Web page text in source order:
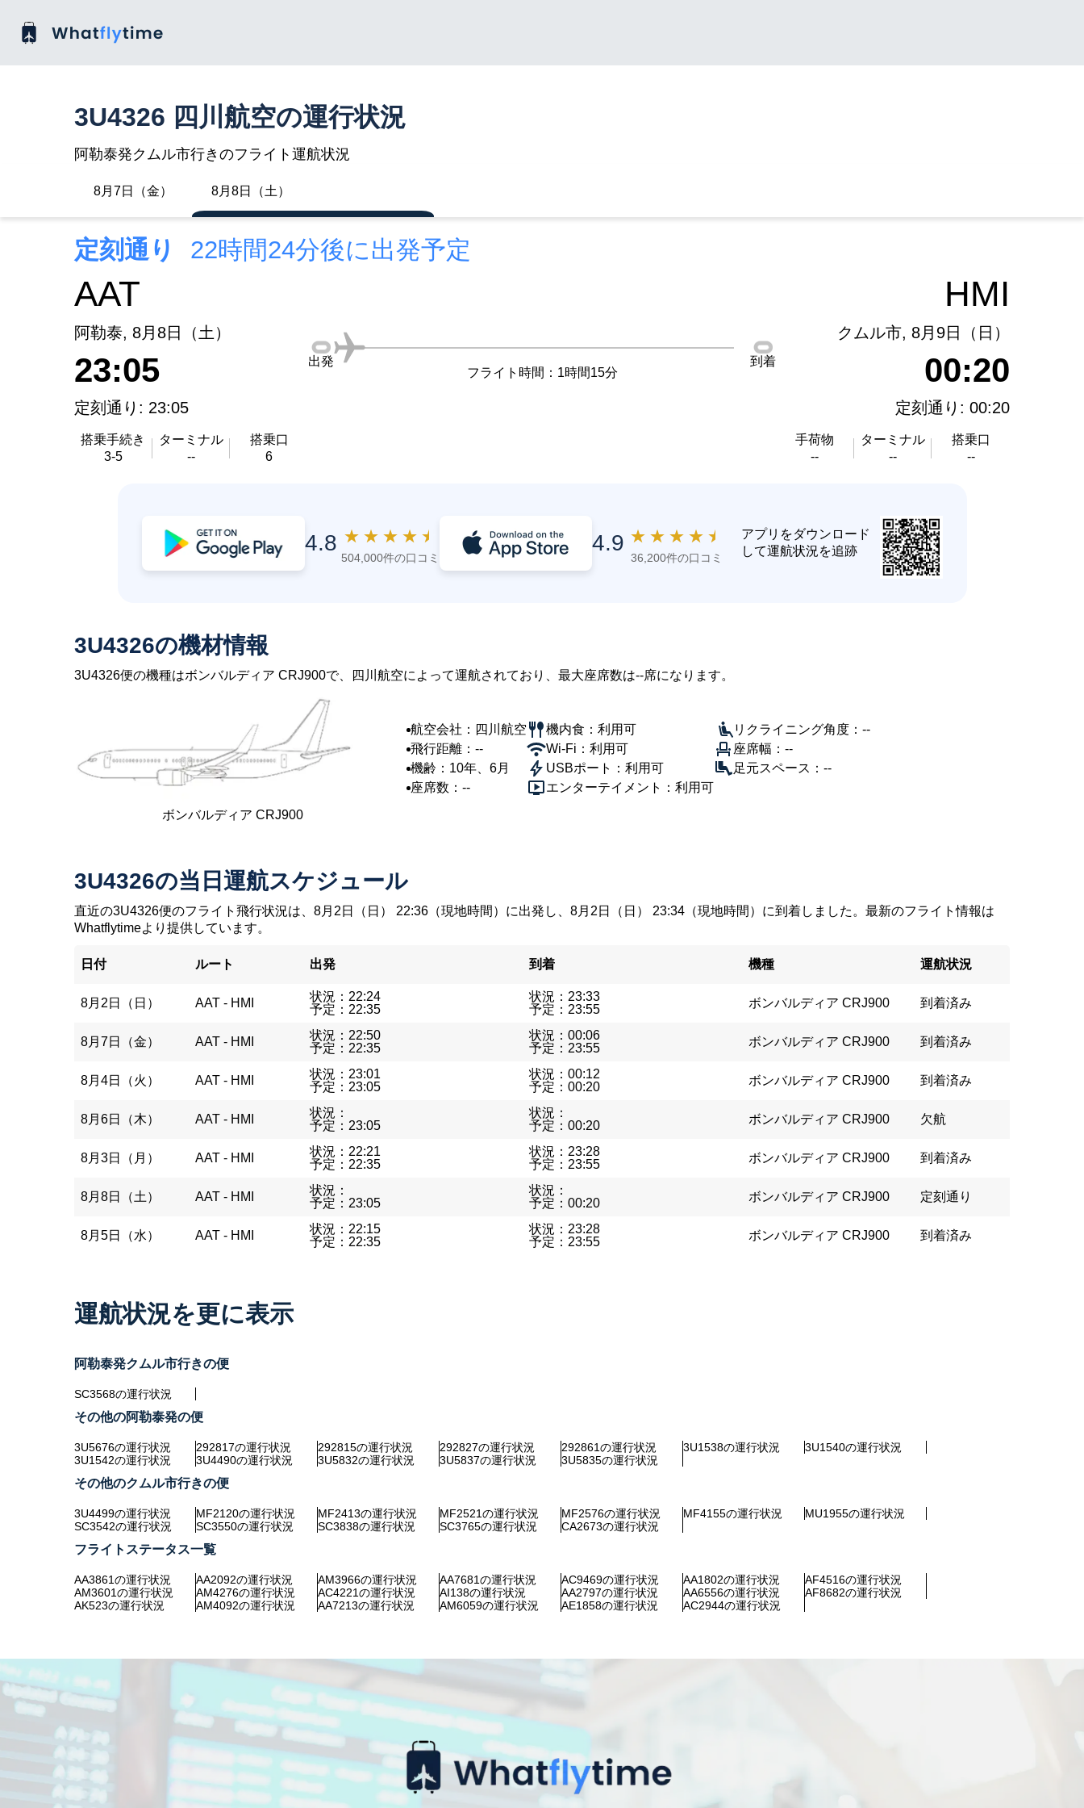
3U4326 四川航空の運行状況
阿勒泰発クムル市行きのフライト運航状況
8月7日（金） 8月8日（土）
定刻通り 22時間24分後に出発予定
AAT
阿勒泰, 8月8日（土）
23:05
定刻通り: 23:05
搭乗手続き
3-5
ターミナル
--
搭乗口
6
出発
フライト時間：1時間15分
到着
HMI
クムル市, 8月9日（日）
00:20
定刻通り: 00:20
手荷物
--
ターミナル
--
搭乗口
--
4.8 ★ ★ ★ ★ ★
504,000件の口コミ
4.9 ★ ★ ★ ★ ★
36,200件の口コミ
アプリをダウンロード
して運航状況を追跡
3U4326の機材情報
3U4326便の機種はボンバルディア CRJ900で、四川航空によって運航されており、最大座席数は--席になります。
ボンバルディア CRJ900
航空会社：四川航空
飛行距離：--
機齢：10年、6月
座席数：--
機内食：利用可
Wi-Fi：利用可
USBポート：利用可
エンターテイメント：利用可
リクライニング角度：--
座席幅：--
足元スペース：--
3U4326の当日運航スケジュール
直近の3U4326便のフライト飛行状況は、8月2日（日） 22:36（現地時間）に出発し、8月2日（日） 23:34（現地時間）に到着しました。最新のフライト情報は
Whatflytimeより提供しています。
日付 ルート 出発 到着 機種 運航状況
8月2日（日） AAT - HMI
状況：22:24
予定：22:35
状況：23:33
予定：23:55
ボンバルディア CRJ900 到着済み
8月7日（金） AAT - HMI
状況：22:50
予定：22:35
状況：00:06
予定：23:55
ボンバルディア CRJ900 到着済み
8月4日（火） AAT - HMI
状況：23:01
予定：23:05
状況：00:12
予定：00:20
ボンバルディア CRJ900 到着済み
8月6日（木） AAT - HMI
状況：
予定：23:05
状況：
予定：00:20
ボンバルディア CRJ900 欠航
8月3日（月） AAT - HMI
状況：22:21
予定：22:35
状況：23:28
予定：23:55
ボンバルディア CRJ900 到着済み
8月8日（土） AAT - HMI
状況：
予定：23:05
状況：
予定：00:20
ボンバルディア CRJ900 定刻通り
8月5日（水） AAT - HMI
状況：22:15
予定：22:35
状況：23:28
予定：23:55
ボンバルディア CRJ900 到着済み
運航状況を更に表示
阿勒泰発クムル市行きの便
SC3568の運行状況
その他の阿勒泰発の便
3U5676の運行状況 292817の運行状況 292815の運行状況 292827の運行状況 292861の運行状況 3U1538の運行状況
3U1540の運行状況
3U1542の運行状況
3U4490の運行状況 3U5832の運行状況 3U5837の運行状況 3U5835の運行状況
その他のクムル市行きの便
3U4499の運行状況 MF2120の運行状況 MF2413の運行状況 MF2521の運行状況 MF2576の運行状況 MF4155の運行状況
MU1955の運行状況
SC3542の運行状況
SC3550の運行状況 SC3838の運行状況 SC3765の運行状況 CA2673の運行状況
フライトステータス一覧
AA3861の運行状況 AA2092の運行状況 AM3966の運行状況 AA7681の運行状況 AC9469の運行状況 AA1802の運行状況
AF4516の運行状況
AM3601の運行状況
AM4276の運行状況 AC4221の運行状況 AI138の運行状況 AA2797の運行状況 AA6556の運行状況
AF8682の運行状況
AK523の運行状況
AM4092の運行状況 AA7213の運行状況 AM6059の運行状況 AE1858の運行状況 AC2944の運行状況